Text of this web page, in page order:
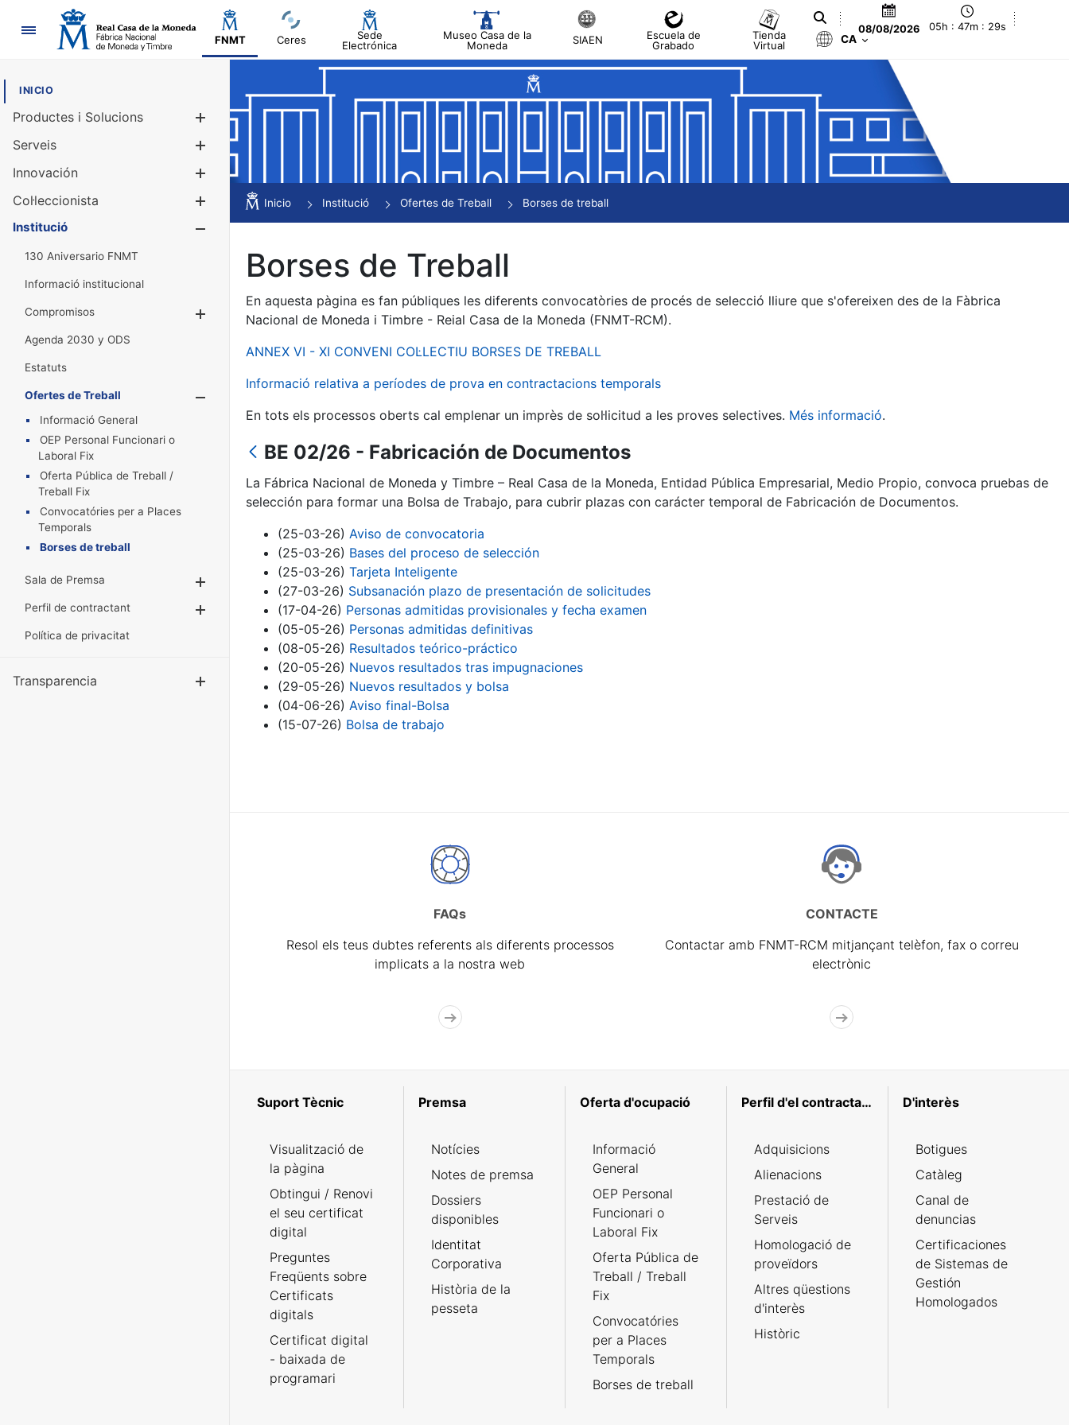
Navegació
FNMT Ceres
Sede
Electrónica
Museo Casa de la
Moneda
SIAEN
Escuela de
Grabado
Tienda
Virtual
08/08/2026 05h : 47m : 29s
CA
INICIO
Productes i Solucions
Mostra/Amaga
Serveis
Innovación
Col·leccionista
Mostra/Amaga
Institució
130 Aniversario FNMT
Informació institucional
Compromisos
Mostra/Amaga
Agenda 2030 y ODS
Estatuts
Ofertes de Treball
Informació General
OEP Personal Funcionari o
Laboral Fix
Oferta Pública de Treball /
Treball Fix
Convocatóries per a Places
Temporals
Borses de treball
Sala de Premsa
Mostra/Amaga
Perfil de contractant
Mostra/Amaga
Política de privacitat
Transparencia Mostra/Amaga
Inicio Institució Ofertes de Treball Borses de treball
Borses de Treball
En aquesta pàgina es fan públiques les diferents convocatòries de procés de selecció lliure que s'ofereixen des de la Fàbrica
Nacional de Moneda i Timbre - Reial Casa de la Moneda (FNMT-RCM).
ANNEX VI - XI CONVENI COL·LECTIU BORSES DE TREBALL
Informació relativa a períodes de prova en contractacions temporals
En tots els processos oberts cal emplenar un imprès de sol·licitud a les proves selectives. Més informació.
BE 02/26 - Fabricación de Documentos
La Fábrica Nacional de Moneda y Timbre – Real Casa de la Moneda, Entidad Pública Empresarial, Medio Propio, convoca pruebas de
selección para formar una Bolsa de Trabajo, para cubrir plazas con carácter temporal de Fabricación de Documentos.
(25-03-26) Aviso de convocatoria
(25-03-26) Bases del proceso de selección
(25-03-26) Tarjeta Inteligente
(27-03-26) Subsanación plazo de presentación de solicitudes
(17-04-26) Personas admitidas provisionales y fecha examen
(05-05-26) Personas admitidas definitivas
(08-05-26) Resultados teórico-práctico
(20-05-26) Nuevos resultados tras impugnaciones
(29-05-26) Nuevos resultados y bolsa
(04-06-26) Aviso final-Bolsa
(15-07-26) Bolsa de trabajo
FAQs
Resol els teus dubtes referents als diferents processos
implicats a la nostra web
CONTACTE
Contactar amb FNMT-RCM mitjançant telèfon, fax o correu
electrònic
Suport Tècnic
Visualització de
la pàgina
Obtingui / Renovi
el seu certificat
digital
Preguntes
Freqüents sobre
Certificats
digitals
Certificat digital
- baixada de
programari
Premsa
Notícies
Notes de premsa
Dossiers
disponibles
Identitat
Corporativa
Història de la
pesseta
Oferta d'ocupació
Informació
General
OEP Personal
Funcionari o
Laboral Fix
Oferta Pública de
Treball / Treball
Fix
Convocatóries
per a Places
Temporals
Borses de treball
Perfil d'el contractant
Adquisicions
Alienacions
Prestació de
Serveis
Homologació de
proveïdors
Altres qüestions
d'interès
Històric
D'interès
Botigues
Catàleg
Canal de
denuncias
Certificaciones
de Sistemas de
Gestión
Homologados